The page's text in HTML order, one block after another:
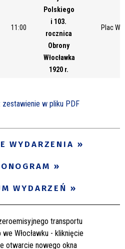
11:00
Polskiego
i 103.
rocznica
Obrony
Włocławka
1920 r.
Plac
zestawienie w pliku PDF
WYDARZENIA
WYDARZEŃ